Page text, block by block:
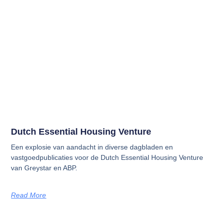
Dutch Essential Housing Venture
Een explosie van aandacht in diverse dagbladen en
vastgoedpublicaties voor de Dutch Essential Housing Venture
van Greystar en ABP.
Read More